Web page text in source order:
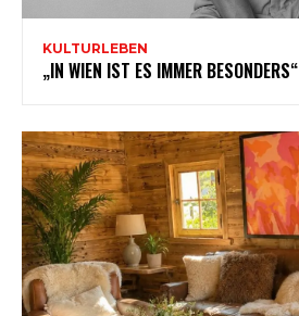
KULTURLEBEN
„IN WIEN IST ES IMMER BESONDERS“